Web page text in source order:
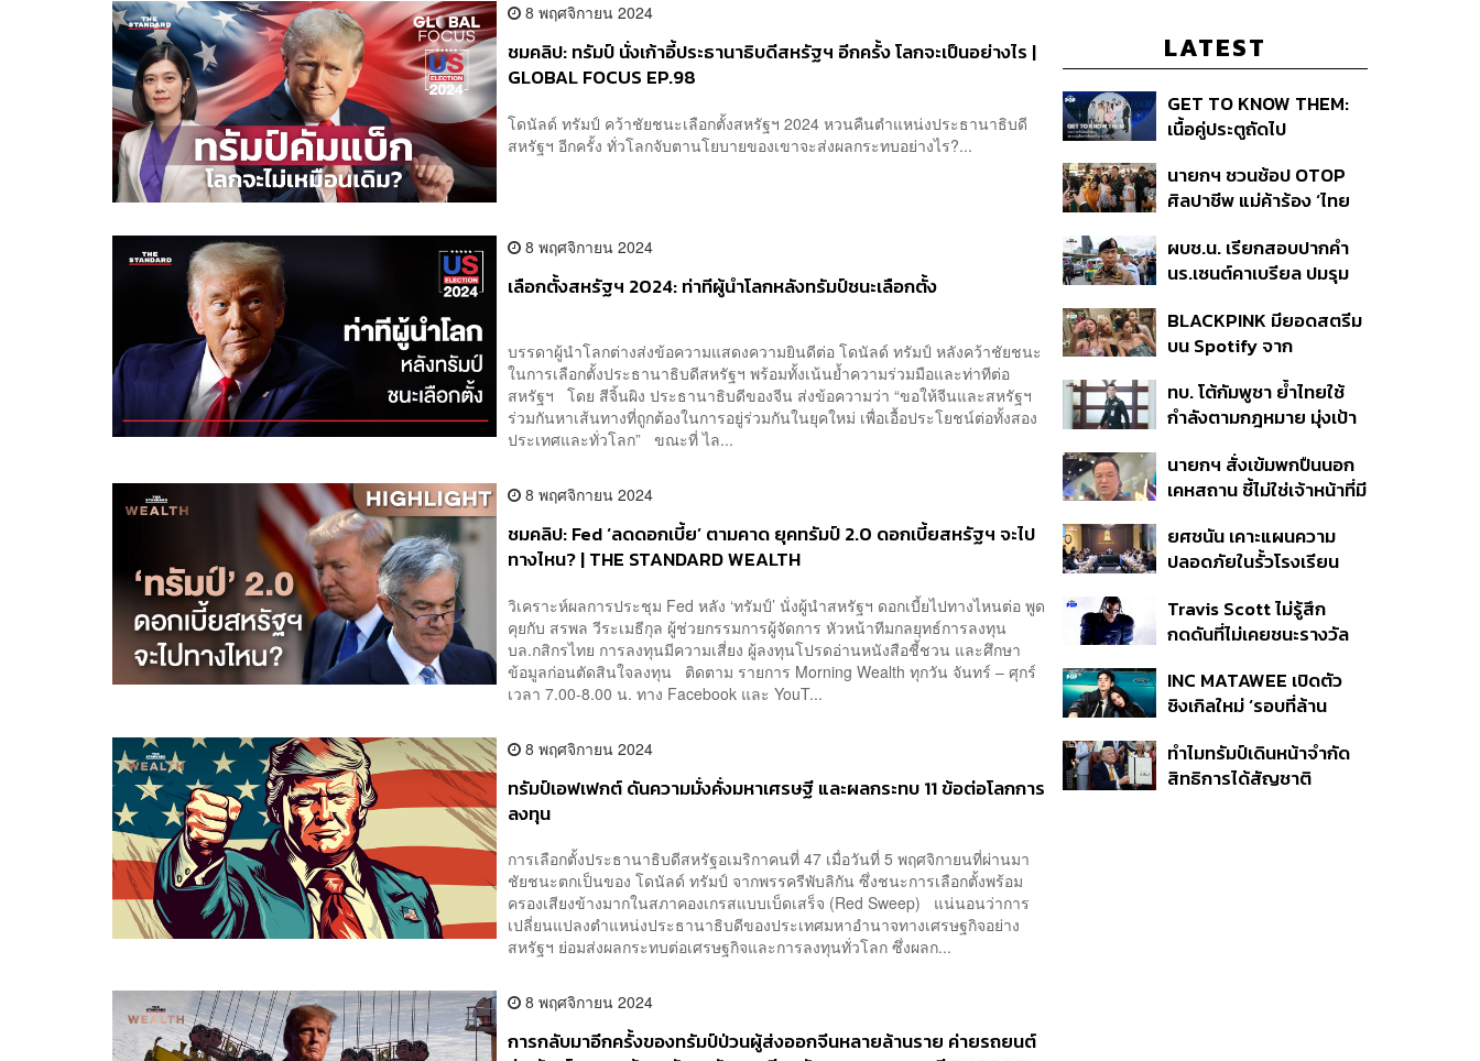
8 พฤศจิกายน 2024
ชมคลิป: ทรัมป์ นั่งเก้าอี้ประธานาธิบดีสหรัฐฯ อีกครั้ง โลกจะเป็นอย่างไร |
GLOBAL FOCUS EP.98
โดนัลด์ ทรัมป์ คว้าชัยชนะเลือกตั้งสหรัฐฯ 2024 หวนคืนตำแหน่งประธานาธิบดี
สหรัฐฯ อีกครั้ง ทั่วโลกจับตานโยบายของเขาจะส่งผลกระทบอย่างไร?...
8 พฤศจิกายน 2024
เลือกตั้งสหรัฐฯ 2024: ท่าทีผู้นำโลกหลังทรัมป์ชนะเลือกตั้ง
บรรดาผู้นำโลกต่างส่งข้อความแสดงความยินดีต่อ โดนัลด์ ทรัมป์ หลังคว้าชัยชนะ
ในการเลือกตั้งประธานาธิบดีสหรัฐฯ พร้อมทั้งเน้นย้ำความร่วมมือและท่าทีต่อ
สหรัฐฯ โดย สีจิ้นผิง ประธานาธิบดีของจีน ส่งข้อความว่า “ขอให้จีนและสหรัฐฯ
ร่วมกันหาเส้นทางที่ถูกต้องในการอยู่ร่วมกันในยุคใหม่ เพื่อเอื้อประโยชน์ต่อทั้งสอง
ประเทศและทั่วโลก” ขณะที่ ไล...
8 พฤศจิกายน 2024
ชมคลิป: Fed ‘ลดดอกเบี้ย’ ตามคาด ยุคทรัมป์ 2.0 ดอกเบี้ยสหรัฐฯ จะไป
ทางไหน? | THE STANDARD WEALTH
วิเคราะห์ผลการประชุม Fed หลัง ‘ทรัมป์’ นั่งผู้นำสหรัฐฯ ดอกเบี้ยไปทางไหนต่อ พูด
คุยกับ สรพล วีระเมธีกุล ผู้ช่วยกรรมการผู้จัดการ หัวหน้าทีมกลยุทธ์การลงทุน
บล.กสิกรไทย การลงทุนมีความเสี่ยง ผู้ลงทุนโปรดอ่านหนังสือชี้ชวน และศึกษา
ข้อมูลก่อนตัดสินใจลงทุน ติดตาม รายการ Morning Wealth ทุกวัน จันทร์ – ศุกร์
เวลา 7.00-8.00 น. ทาง Facebook และ YouT...
8 พฤศจิกายน 2024
ทรัมป์เอฟเฟกต์ ดันความมั่งคั่งมหาเศรษฐี และผลกระทบ 11 ข้อต่อโลกการ
ลงทุน
การเลือกตั้งประธานาธิบดีสหรัฐอเมริกาคนที่ 47 เมื่อวันที่ 5 พฤศจิกายนที่ผ่านมา
ชัยชนะตกเป็นของ โดนัลด์ ทรัมป์ จากพรรครีพับลิกัน ซึ่งชนะการเลือกตั้งพร้อม
ครองเสียงข้างมากในสภาคองเกรสแบบเบ็ดเสร็จ (Red Sweep) แน่นอนว่าการ
เปลี่ยนแปลงตำแหน่งประธานาธิบดีของประเทศมหาอำนาจทางเศรษฐกิจอย่าง
สหรัฐฯ ย่อมส่งผลกระทบต่อเศรษฐกิจและการลงทุนทั่วโลก ซึ่งผลก...
8 พฤศจิกายน 2024
การกลับมาอีกครั้งของทรัมป์ป่วนผู้ส่งออกจีนหลายล้านราย ค่ายรถยนต์
LATEST
GET TO KNOW THEM:
เนื้อคู่ประตูถัดไป
นายกฯ ชวนช้อป OTOP
ศิลปาชีพ แม่ค้าร้อง ‘ไทย
ถามมีต่อไหม นายกฯ ตอบ
‘เดี๋ยวจะพยายาม’
ผบช.น. เรียกสอบปากคำ
นร.เซนต์คาเบรียล ปมรุม
ดำเนินคดีแล้ว
BLACKPINK มียอดสตรีม
บน Spotify จาก
ครั้ง ตลอด 10 ปีที่ผ่านมา
ทบ. โต้กัมพูชา ย้ำไทยใช้
กำลังตามกฎหมาย มุ่งเป้า
หายไทยไม่อาจลบด้วย
ข้อมูลบิดเบือน
นายกฯ สั่งเข้มพกปืนนอก
เคหสถาน ชี้ไม่ใช่เจ้าหน้าที่มี
ก่อเหตุ เจ้าของร่วมรับผิด
ยศชนัน เคาะแผนความ
ปลอดภัยในรั้วโรงเรียน
ดูแล-คุมเข้มคัดกรองสิ่ง
ผิดกฎหมาย
Travis Scott ไม่รู้สึก
กดดันที่ไม่เคยชนะรางวัล
แล้ว 10 ครั้ง
INC MATAWEE เปิดตัว
ซิงเกิลใหม่ ‘รอบที่ล้าน
มาแสดงในมิวสิกวิดีโอ
ทำไมทรัมป์เดินหน้าจำกัด
สิทธิการได้สัญชาติ